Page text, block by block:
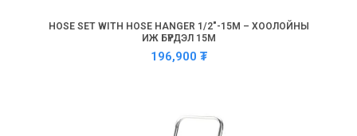
HOSE SET WITH HOSE HANGER 1/2″-15M – ХООЛОЙНЫ
ИЖ БҮРДЭЛ 15М
196,900 ₮